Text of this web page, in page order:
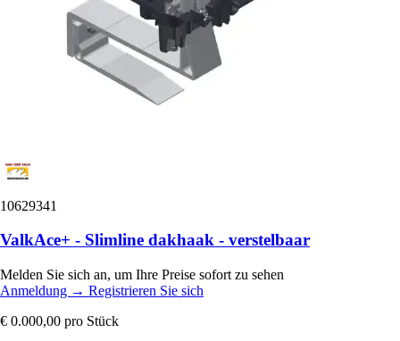
10629341
ValkAce+ - Slimline dakhaak - verstelbaar
Melden Sie sich an, um Ihre Preise sofort zu sehen
Anmeldung → Registrieren Sie sich
€ 0.000,00 pro Stück